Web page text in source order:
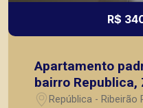
R$
Apartamento
bairro Republica,
Preto/SP.
República - Ribeirão